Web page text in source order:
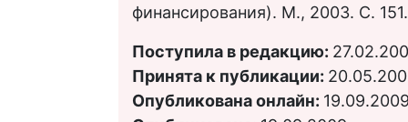
финансирования). М., 2003. С. 151.
Поступила в редакцию:
Принята к публикации:
Опубликована онлайн: